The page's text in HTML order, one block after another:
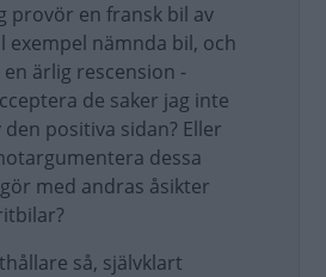
provör en fransk bil av
exempel nämnda bil, och
ärlig rescension -
de saker jag inte
positiva sidan? Eller
dessa
med andras åsikter
så, självklart